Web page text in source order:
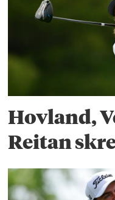
Hovland,
Reitan